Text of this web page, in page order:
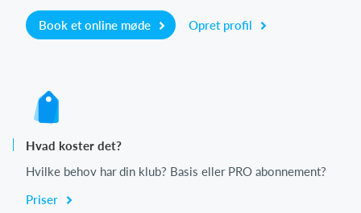
Book et online møde Opret profil
Hvad koster det?
Hvilke behov har din klub? Basis eller PRO abonnement?
Priser